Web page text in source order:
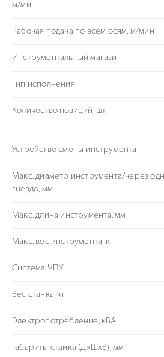
м/мин
Рабочая подача по всем осям, м/мин
Инструментальный магазин
Тип исполнения
Количество позиций, шт
Устройство смены инструмента
Макс. диаметр инструмента/через
гнездо, мм
Макс. длина инструмента, мм
Макс. вес инструмента, кг
Система ЧПУ
Вес станка, кг
Электропотребление, кВА
Габариты станка (ДхШхВ), мм